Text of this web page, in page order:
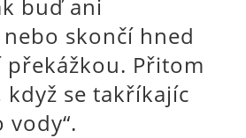
buď ani
skončí hned
Přitom
když se takříkajíc
vody“.